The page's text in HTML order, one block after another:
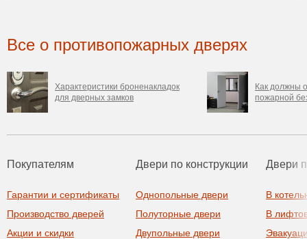
Все о противопожарных дверях
Характеристики броненакладок
для дверных замков
Как должны
пожарной
Покупателям
Гарантии и сертификаты
Производство дверей
Акции и скидки
Двери по конструкции
Однопольные двери
Полуторные двери
Двупольные двери
Двери
В
В